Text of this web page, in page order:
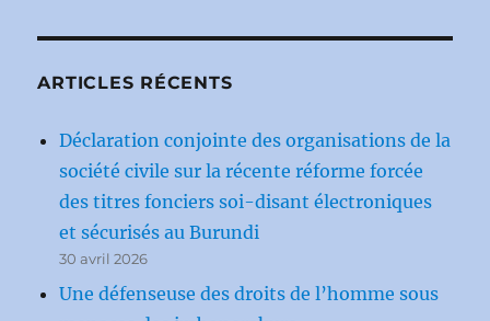
ARTICLES RÉCENTS
Déclaration conjointe des organisations de la
société civile sur la récente réforme forcée
des titres fonciers soi-disant électroniques
et sécurisés au Burundi
30 avril 2026
Une défenseuse des droits de l’homme sous